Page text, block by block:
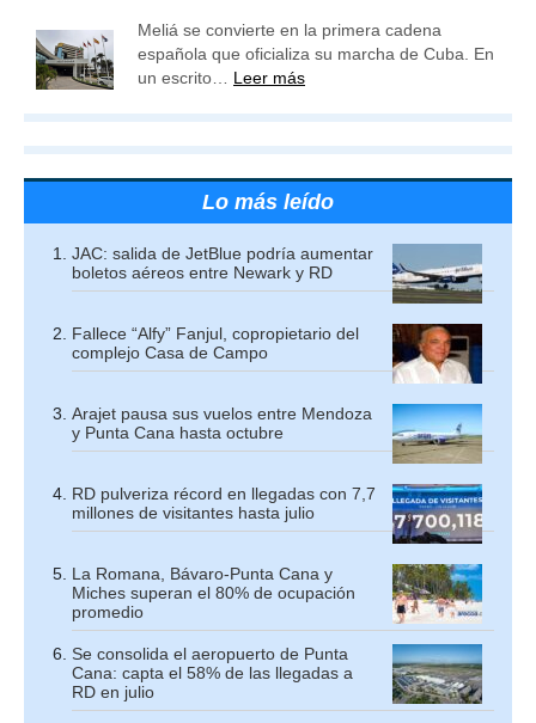
Meliá se convierte en la primera cadena
española que oficializa su marcha de Cuba. En
un escrito… Leer más
Lo más leído
JAC: salida de JetBlue podría aumentar
boletos aéreos entre Newark y RD
Fallece “Alfy” Fanjul, copropietario del
complejo Casa de Campo
Arajet pausa sus vuelos entre Mendoza
y Punta Cana hasta octubre
RD pulveriza récord en llegadas con 7,7
millones de visitantes hasta julio
La Romana, Bávaro-Punta Cana y
Miches superan el 80% de ocupación
promedio
Se consolida el aeropuerto de Punta
Cana: capta el 58% de las llegadas a
RD en julio